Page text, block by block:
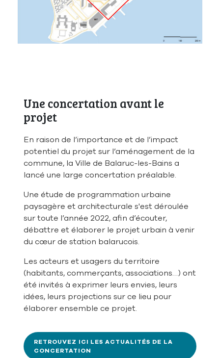
Une concertation avant le
projet
En raison de l’importance et de l’impact
potentiel du projet sur l’aménagement de la
commune, la Ville de Balaruc-les-Bains a
lancé une large concertation préalable.
Une étude de programmation urbaine
paysagère et architecturale s'est déroulée
sur toute l’année 2022, afin d’écouter,
débattre et élaborer le projet urbain à venir
du cœur de station balarucois.
Les acteurs et usagers du territoire
(habitants, commerçants, associations…) ont
été invités à exprimer leurs envies, leurs
idées, leurs projections sur ce lieu pour
élaborer ensemble ce projet.
RETROUVEZ ICI LES ACTUALITÉS DE LA
CONCERTATION